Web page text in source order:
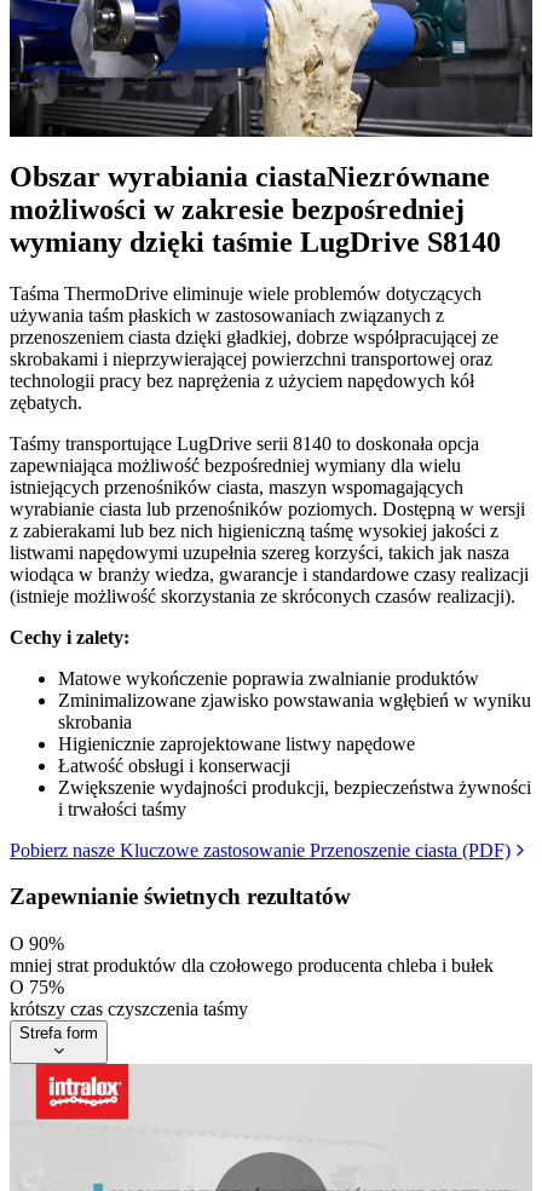
Obszar wyrabiania ciastaNiezrównane
możliwości w zakresie bezpośredniej
wymiany dzięki taśmie LugDrive S8140
Taśma ThermoDrive eliminuje wiele problemów dotyczących
używania taśm płaskich w zastosowaniach związanych z
przenoszeniem ciasta dzięki gładkiej, dobrze współpracującej ze
skrobakami i nieprzywierającej powierzchni transportowej oraz
technologii pracy bez naprężenia z użyciem napędowych kół
zębatych.
Taśmy transportujące LugDrive serii 8140 to doskonała opcja
zapewniająca możliwość bezpośredniej wymiany dla wielu
istniejących przenośników ciasta, maszyn wspomagających
wyrabianie ciasta lub przenośników poziomych. Dostępną w wersji
z zabierakami lub bez nich higieniczną taśmę wysokiej jakości z
listwami napędowymi uzupełnia szereg korzyści, takich jak nasza
wiodąca w branży wiedza, gwarancje i standardowe czasy realizacji
(istnieje możliwość skorzystania ze skróconych czasów realizacji).
Cechy i zalety:
Matowe wykończenie poprawia zwalnianie produktów
Zminimalizowane zjawisko powstawania wgłębień w wyniku
skrobania
Higienicznie zaprojektowane listwy napędowe
Łatwość obsługi i konserwacji
Zwiększenie wydajności produkcji, bezpieczeństwa żywności
i trwałości taśmy
Pobierz nasze Kluczowe zastosowanie Przenoszenie ciasta (PDF)
Zapewnianie świetnych rezultatów
O 90%
mniej strat produktów dla czołowego producenta chleba i bułek
O 75%
krótszy czas czyszczenia taśmy
Strefa form